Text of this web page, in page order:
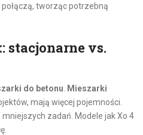
połączą, tworząc potrzebną
stacjonarne vs.
do betonu
Mieszarki
mają więcej pojemności.
zadań. Modele jak Xo 4